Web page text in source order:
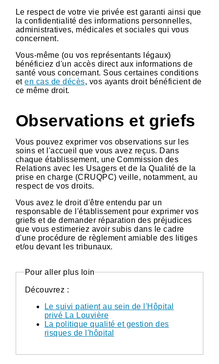
Le respect de votre vie privée est garanti ainsi que
la confidentialité des informations personnelles,
administratives, médicales et sociales qui vous
concernent.
Vous-même (ou vos représentants légaux)
bénéficiez d'un accès direct aux informations de
santé vous concernant. Sous certaines conditions
eten cas de décès, vos ayants droit bénéficient de
ce même droit.
Observations et griefs
Vous pouvez exprimer vos observations sur les
soins et l'accueil que vous avez reçus. Dans
chaque établissement, une Commission des
Relations avec les Usagers et de la Qualité de la
prise en charge (CRUQPC) veille, notamment, au
respect de vos droits.
Vous avez le droit d'être entendu par un
responsable de l'établissement pour exprimer vos
griefs et de demander réparation des préjudices
que vous estimeriez avoir subis dans le cadre
d'une procédure de règlement amiable des litiges
et/ou devant les tribunaux.
Pour aller plus loin
Découvrez :
Le suivi patient au sein de l'Hôpital
privé La Louvière
La politique qualité et gestion des
risques de l'hôpital